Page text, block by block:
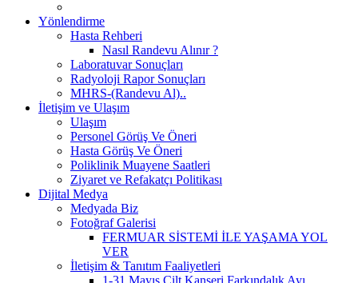
Yönlendirme
Hasta Rehberi
Nasıl Randevu Alınır ?
Laboratuvar Sonuçları
Radyoloji Rapor Sonuçları
MHRS-(Randevu Al)..
İletişim ve Ulaşım
Ulaşım
Personel Görüş Ve Öneri
Hasta Görüş Ve Öneri
Poliklinik Muayene Saatleri
Ziyaret ve Refakatçı Politikası
Dijital Medya
Medyada Biz
Fotoğraf Galerisi
FERMUAR SİSTEMİ İLE YAŞAMA YOL
VER
İletişim & Tanıtım Faaliyetleri
1-31 Mayıs Cilt Kanseri Farkındalık Ayı